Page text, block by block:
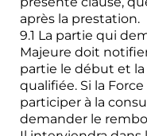
après la prestation.
9.1 La partie qui
Majeure doit
partie le début et
qualifiée. Si la
participer à la
demander le